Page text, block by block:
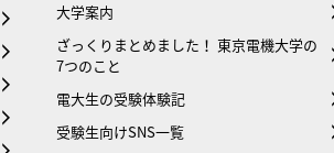
大学案内
ざっくりまとめました！ 東京電機大学の
7つのこと
電大生の受験体験記
受験生向けSNS一覧